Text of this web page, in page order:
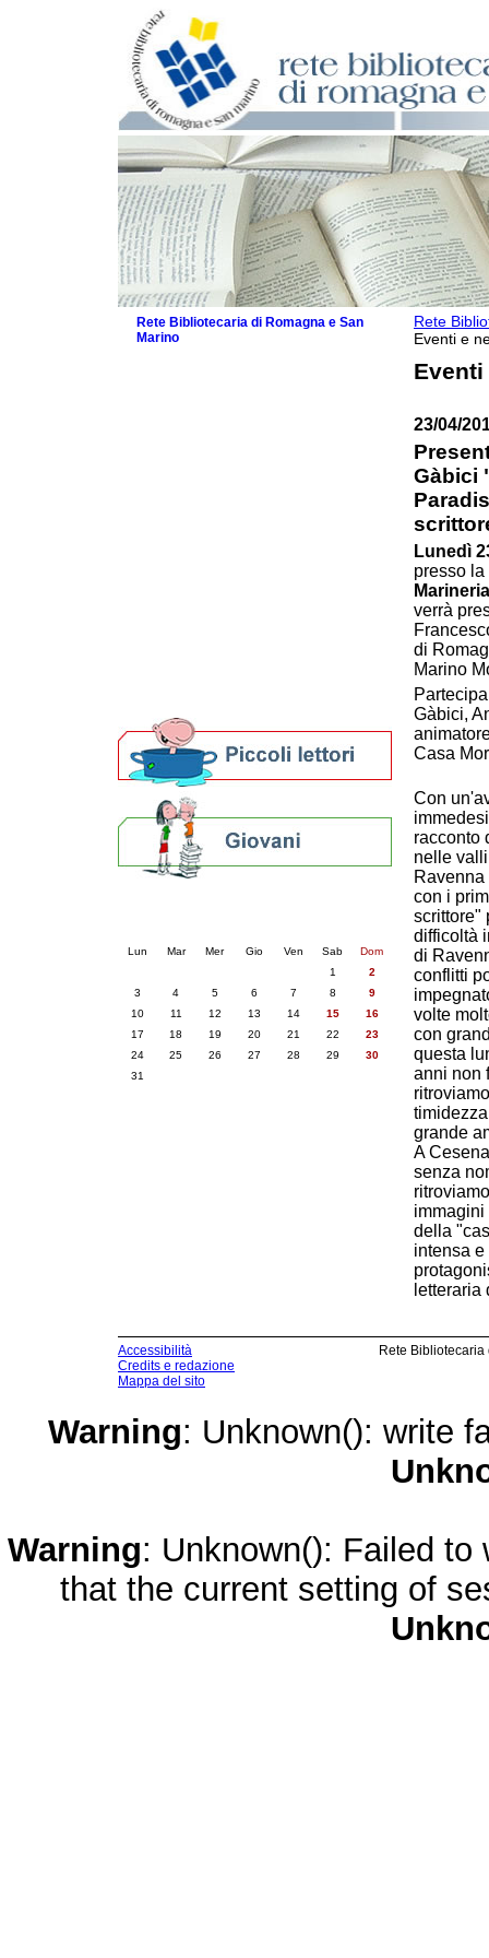
Rete
Eventi e
Eventi
23/04/
Gàbici
Lunedì
presso
Marineria
verrà
di
Marino
Gàbici,
Casa
Con
racconto
nelle
con i
scrittore"
difficoltà
di
conflitti
volte
con
questa
anni non
grande
A
senza
immagini
della
intensa e
letteraria
Rete Bibliotecaria di Romagna e San
Marino
Lun Mar Mer Gio Ven Sab
Dom
1
2
3
4 5 6 7 8
9
10
11 12 13 14 15
16
17
18 19 20 21 22
23
24
25 26 27 28 29
30
31
Accessibilità
Credits e redazione
Mappa del sito
Rete
Warning: Unknown(): write
Warning: Unknown(): Failed
that the current setting of